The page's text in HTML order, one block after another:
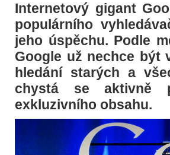
Internetový gigant
populárního
jeho úspěchu. Podle
Google už nechce být
hledání starých a
chystá se aktivně
exkluzivního obsahu.